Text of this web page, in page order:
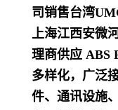
司销售台湾
上海江西安微
理商供应 ABS
多样化， 广泛
件、通讯设施